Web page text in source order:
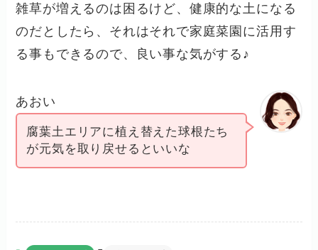
雑草が増えるのは困るけど、健康的な土になる
のだとしたら、それはそれで家庭菜園に活用す
る事もできるので、良い事な気がする♪
あおい
腐葉土エリアに植え替えた球根たち
が元気を取り戻せるといいな